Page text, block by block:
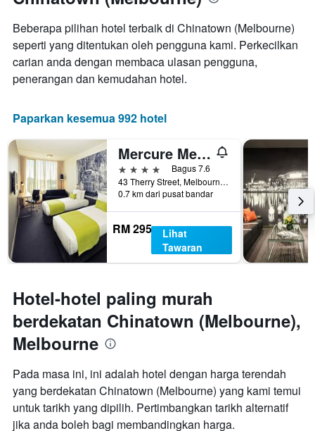
Beberapa pilihan hotel terbaik di Chinatown (Melbourne)
seperti yang ditentukan oleh pengguna kami. Perkecilkan
carian anda dengan membaca ulasan pengguna,
penerangan dan kemudahan hotel.
Paparkan kesemua 992 hotel
Mercure Melbourne Therry Street
4 bintang
Bagus 7.6
43 Therry Street, Melbourne, VIC, Australia
0.7 km dari pusat bandar
RM 295
Lihat
Tawaran
Hotel-hotel paling murah
berdekatan Chinatown (Melbourne),
Melbourne
Pada masa ini, ini adalah hotel dengan harga terendah
yang berdekatan Chinatown (Melbourne) yang kami temui
untuk tarikh yang dipilih. Pertimbangkan tarikh alternatif
jika anda boleh bagi membandingkan harga.